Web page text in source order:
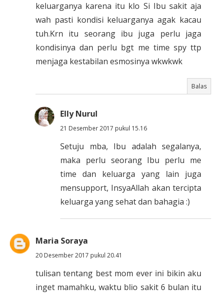
keluarganya karena itu klo Si Ibu sakit aja
wah pasti kondisi keluarganya agak kacau
tuh.Krn itu seorang ibu juga perlu jaga
kondisinya dan perlu bgt me time spy ttp
menjaga kestabilan esmosinya wkwkwk
Balas
Elly Nurul
21 Desember 2017 pukul 15.16
Setuju mba, Ibu adalah segalanya,
maka perlu seorang Ibu perlu me
time dan keluarga yang lain juga
mensupport, InsyaAllah akan tercipta
keluarga yang sehat dan bahagia :)
Maria Soraya
20 Desember 2017 pukul 20.41
tulisan tentang best mom ever ini bikin aku
inget mamahku, waktu blio sakit 6 bulan itu